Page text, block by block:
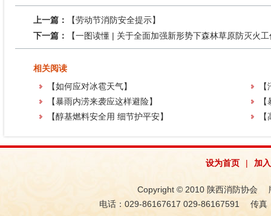
上一篇：
【劳动节消防安全提示】
下一篇：
【一图读懂 | 关于全面加强新形势下森林草原防灭火
相关阅读
【如何应对冰雹天气】
【暴雨内涝来袭应这样避险】
【醇基燃料安全用 细节护平安】
设为首页 | 加
Copyright © 2010 陕西消防协会
电话：029-86167617 029-86167591 传